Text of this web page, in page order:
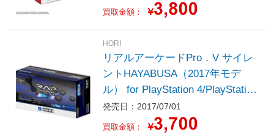
買取金額： ￥
HORI
リアルアーケードPro．V サイレ
ントHAYABUSA（2017年モデ
ル） for PlayStation 4/PlayStation
3/PC
発売日：2017/07/01
買取金額： ￥